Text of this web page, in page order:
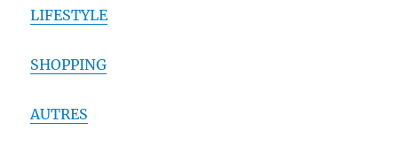
LIFESTYLE
SHOPPING
AUTRES